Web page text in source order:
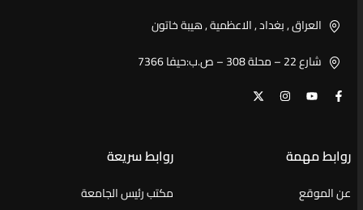
العراق , بغداد , الاعظمية , هيبة خاتون
شارع 22 – محلة 308 – ص.ب:حيفا 7366
روابط مهمة
عن الموقع
روابط سريعة
مكتب رئيس الجامعة